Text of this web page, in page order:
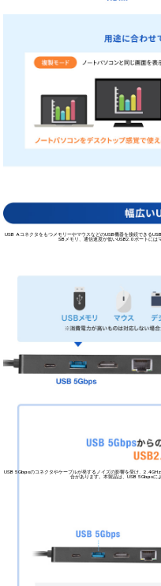
Type-Cケーブル1本でHDMIディスプレイ、USB